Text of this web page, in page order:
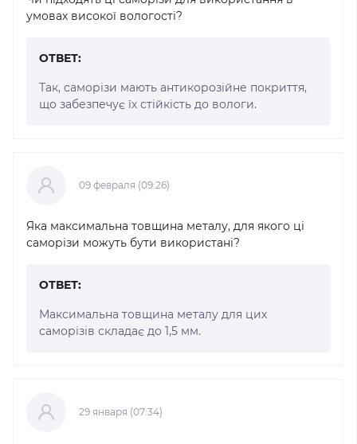
умовах високої вологості?
ОТВЕТ:
Так, саморізи мають антикорозійне покриття,
що забезпечує їх стійкість до вологи.
09 февраля (09:26)
Яка максимальна товщина металу, для якого ці
саморізи можуть бути використані?
ОТВЕТ:
Максимальна товщина металу для цих
саморізів складає до 1,5 мм.
29 января (07:34)